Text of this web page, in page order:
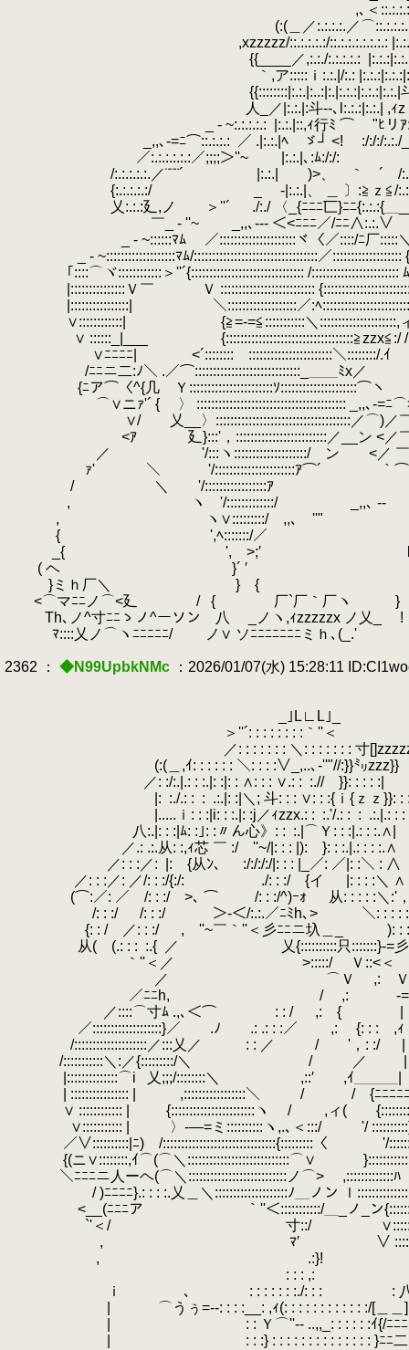
,､＜::.:.:.:.:.:.:.:.:ミ
(:(＿／:.:.:.:.／⌒::.:.:.:.:.:.:.:.:.:ヽ
,xzzzzz/::.:.:.:.:/::.:.:.:.:.:.:.: |:.:.:∨::‐‐ﾏ
{{____／,:.:./:.:.:.:.:
｀,ア:::::ｉ:.:.|/:.:
{{::::::::|:.:.|:..:|:.|:.:.:|:.:.:|:.:.|斗-‐:.|:.:.|/
人_／|:.:.|:斗-‐､l:.:.:|:.:.| ,ｨzｚｚ
_ - ~:.:.:.:.:
|:.:.|::,ｨ行ﾐ ⌒￣
_,,､-=ﾆ⌒::.:.:.:
／ .|:.:.|ﾍ ゞ┘ <! :/:/:/:.:./_
／:.:.:.:.:.:／;;;;＞''~ |:.:.|､:ﾑ:/:/: /
/:.:.:.:.:.／¨¨¨´ |:.:.| )>、 ｀ ´ /:.:./
{:.:.:.:.:/ _
-|:.:.|、 ＿ 〕:≧
乂:.:.:廴,ノ ＞''´ ./:./ 〈_{ﾆﾆﾆ匸}ﾆﾆ{:.:.:{
￣_ - ''~ _,,､-‐- ＜<ﾆﾆﾆ／/ﾆﾆ∧:.:.∨
_ - ~::::::ﾏﾑ ／:::::::::::::::::::::ヾ〈／::::/ﾆ厂:::::
_ - ~:::::::::::::::::::ﾏﾑ/::::::::::::::::::::::::::::::::::／
｢::::⌒ヾ::::::::::::＞''´{::::::::::::::::::::::::::::::: /:::::::::::::::::::::::: ﾑ
|:::::::::::::::Ｖ￣ Ｖ ::::::::::::::::::::::::::
|::::::::::::::::| ＼:::::::::::::::::::／:ﾍ
∨::::::::::::| {≧=-=≦:::::::::::＼:::::::::::::::::::::,
∨ ::::::_|___
∨ﾆﾆﾆﾆ| <´::::::::￣:::::::::::::::::::::::＼
/ﾆﾆニ二:ﾉ＼ .／⌒:::::::::::::::::::::::::::::_＿＿
{ﾆア⌒〈^{几 Ｙ:::::::::::::::::::::::ｿ
⌒∨ニｧ'´ { 〉 ::::::::::::::::::::::::::::::::::::::::: _,,､-
∨/ 乂__〉:::::::::::::::::::::::::::::::::::::／⌒)／￣Ｙ ,ｨf
<ｱ 廴}:::'，:::::::::::::::::::::::::／__ン <／￣ )ﾑ`
／ '/:::ヽ::::::::::::::::::::/ ン <／ ￣)ﾆ}
ｧ' ＼
'/::::::::::::::::::::::ｱ⌒´ ｀⌒}ﾆ
/.
＼ '/:::::::::::::::::ｱ
, ヽ '/:::::::::::::/ _,,､ -‐
, ヽ∨:::::::::/ ,,､ ''"
{ ',ﾍ:::::::/／
_{ ', >;′
( ヘ }´ ′
}ミｈ厂＼ }
<⌒マﾆﾆノ⌒<廴
/
{ 厂`厂｀厂ヽ }
Th､ノ^寸ﾆﾆゝノ^ーソン 八 _ノヽ,ｨzzzzzx ノ乂_
!
ﾏ::::乂ノ⌒ヽﾆﾆﾆﾆﾆ/ ノ∨ ソﾆﾆﾆﾆﾆﾆﾆミｈ､(_.'
2362 ： ◆N99UpbkNMc ：2026/01/07(水) 15:28:11
_｣L∟L｣_
＞''´: : : : : : : :｀''＜
／: : : : : : : ＼: : : : : : : 寸
(:(＿,ｲ: : : : : : ＼: : : :∨_,..､-''"//:}}㍉zzz}}
／: :/:.|.: : :.|: :|: : ∧: : : ∨.: : :.// }}: : : : :|
|: :./.: : : .:.|: :|＼; 斗: : : ∨: : :{ｉ{
|.....ｉ: : :|i: : :.|: :j／ｨzzx.: : :.'/.: : : .:.|.: : :
八:.|: : :|ﾑ: :｣: :〃ん心》: : :.|⌒Ｙ: : :|.: :
／.: .:.从: :,ｨ芯 ￣ :/ゞ''~/|: : : |): }: : :.|.: : : :.∧
／: : :／:
|:ゝ{从ﾝ、 :/:/:/:/|: : : |_／: ／
／: : :／: ／/: : :/{:/:
./: : :/ {イ
|: : : :＼ ∧
(⌒:／: ／ /: : :/ >､ ⌒ /: : :/^)ｰｫ 从: : : : :＼:'，
/: : :/.
/: : :/ ＞-＜/:.:.／ﾆﾐh､> ＼: : : :
{: : / ／: : :/.
, ''~￣｀''＜彡ﾆﾆニ圦＿_ ): : :
从( (.: : : :.{
／ 乂{::::::::::只:::::::}-=彡
｀''＜／ >:::::/ Ｖ::<＜
／ ⌒Ｖ ,: Ｖ::〉 ヽ./:
／ﾆﾆh, / ,: ‐=≦＞
／::::⌒寸ﾑ .,､＜⌒ : : / ,: { |
／:::::::::::::::::::}／ .ﾉ .: .: : :／ ,: {: : : ,
/::::::::::::::::::::／:::乂／ : : ／ / '，: :/ |
/:::::::::::＼:／{:::::::::/＼
/ ／ |
|::::::::::::::⌒i
乂;;;/::::::::＼
,::′ ,ｲ＿＿＿|
| :::::::::::::::: | ,:::::::::::::::::＼ / / {ﾆﾆﾆﾆ
∨ :::::::::::: | {:::::::::::::::::::::::ヽ / ,ィ(
∨::::::::::: |
〉-―=ミ::::::::::ヽ,.､＜:::/ '/
／∨::::::::::|ﾆ) /:::::::::::::::::::::::::::::::{:::::::::〈 '/
{(ニ∨::::::::,ｲ⌒(⌒＼::::::::::::::::::::::::::::⌒∨
＼ﾆﾆﾆニ人ーヘ(⌒＼:::::::::::::::::::::::::::ノ⌒> ,:::::::::::::ﾊ
/ )ﾆﾆﾆﾆ}.: : : :.乂＿＼::::::::::::::::::::ﾉ＿ノン ｌ
<__(ﾆﾆﾆア ｀''＜:::::::::::/＿_ノ_ン
`'＜/ 寸::/
, ﾏ′ ∨ :::::::
, .:}! '/:::::::
: : : ,:
ｉ ､
: : : : : : :./: : :
:
| ⌒うぅ=‐-: : : :__: ,ｨ(: : : : : : : : : : : :/[＿＿]
| : : Ｙ⌒''‐- ..,,_: : : : : :ｲ{/ﾆﾆﾆ
| : : :} : : : : : : : : : : : : : : }ﾆﾆ二